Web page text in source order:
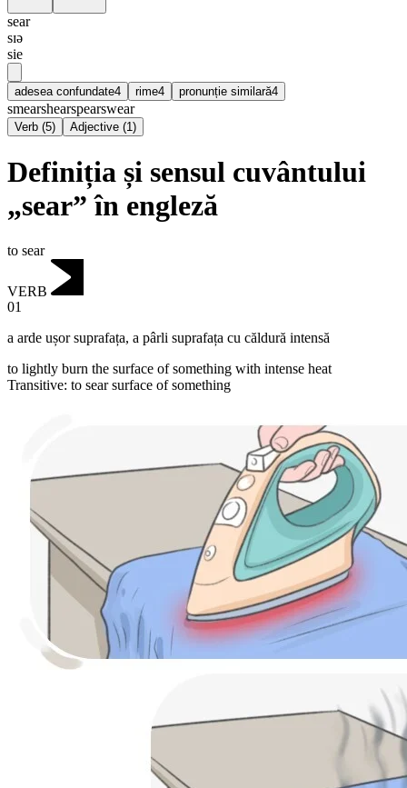
sear
sɪə
sie
adesea confundate4 rime4 pronunție similară4
smearshearspearswear
Verb (5) Adjective (1)
Definiția și sensul cuvântului
„sear” în engleză
to sear
VERB
01
a arde ușor suprafața, a pârli suprafața cu căldură intensă
to lightly burn the surface of something with intense heat
Transitive: to searsurface of something